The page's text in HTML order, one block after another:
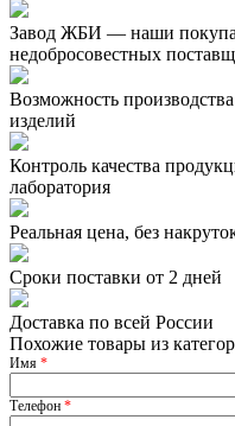
Завод ЖБИ — наши
недобросовестных
Возможность
изделий
Контроль качества
лаборатория
Реальная цена, без
Сроки поставки от 2 дней
Доставка по всей России
Похожие товары из
Имя *
Телефон *